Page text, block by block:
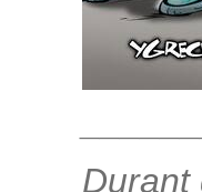
Durant